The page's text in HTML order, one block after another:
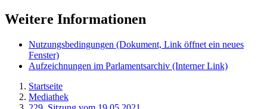
Weitere Informationen
Nutzungsbedingungen (Dokument, Link öffnet ein neues
Fenster)
Aufzeichnungen im Parlamentsarchiv (Interner Link)
Startseite
Mediathek